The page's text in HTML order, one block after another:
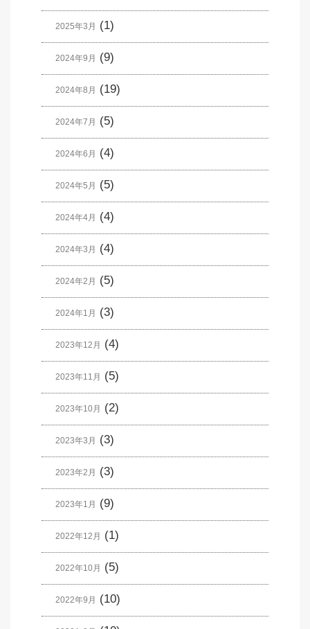
2025年3月 (1)
2024年9月 (9)
2024年8月 (19)
2024年7月 (5)
2024年6月 (4)
2024年5月 (5)
2024年4月 (4)
2024年3月 (4)
2024年2月 (5)
2024年1月 (3)
2023年12月 (4)
2023年11月 (5)
2023年10月 (2)
2023年3月 (3)
2023年2月 (3)
2023年1月 (9)
2022年12月 (1)
2022年10月 (5)
2022年9月 (10)